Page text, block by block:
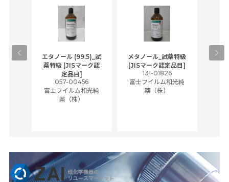
エタノール (99.5)_試
薬特級 [JISマーク認
定品目]
057-00456
富士フイルム和光純
薬（株）
メタノール_試薬特級
[JISマーク認定品目]
131-01826
富士フイルム和光純
薬（株）
ア